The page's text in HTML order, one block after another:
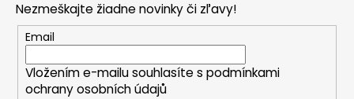
Nezmeškajte žiadne novinky či zľavy!
Email
Vložením e-mailu souhlasíte s podmínkami
ochrany osobních údajů